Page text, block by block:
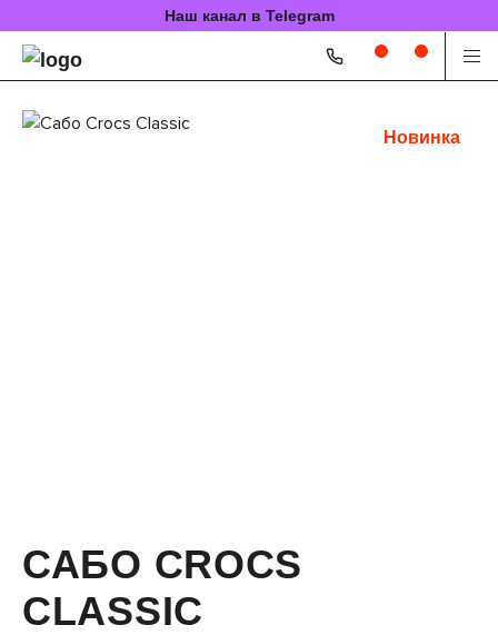
Наш канал в Telegram
Новинка
САБО CROCS
CLASSIC